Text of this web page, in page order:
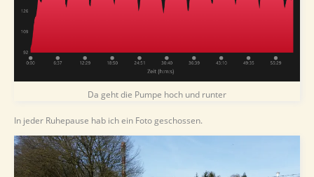
Da geht die Pumpe hoch und runter
In jeder Ruhepause hab ich ein Foto geschossen.